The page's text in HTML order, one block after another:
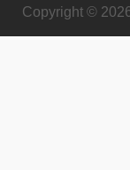
Copyright ©